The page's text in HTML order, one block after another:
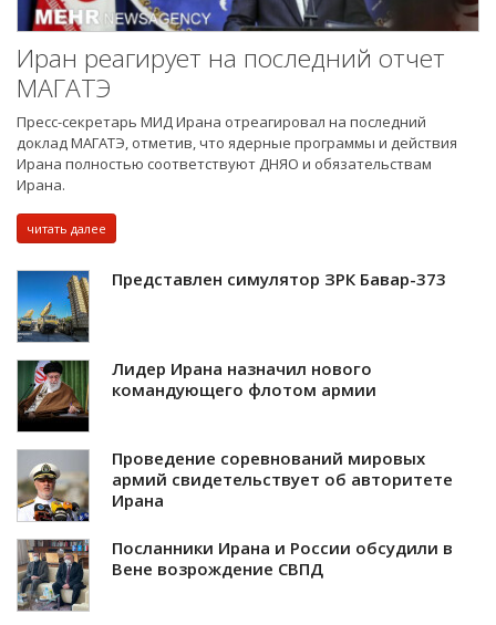
Иран реагирует на последний отчет
МАГАТЭ
Пресс-секретарь МИД Ирана отреагировал на последний
доклад МАГАТЭ, отметив, что ядерные программы и действия
Ирана полностью соответствуют ДНЯО и обязательствам
Ирана.
читать далее
Представлен симулятор ЗРК Бавар-373
Лидер Ирана назначил нового
командующего флотом армии
Проведение соревнований мировых
армий свидетельствует об авторитете
Ирана
Посланники Ирана и России обсудили в
Вене возрождение СВПД